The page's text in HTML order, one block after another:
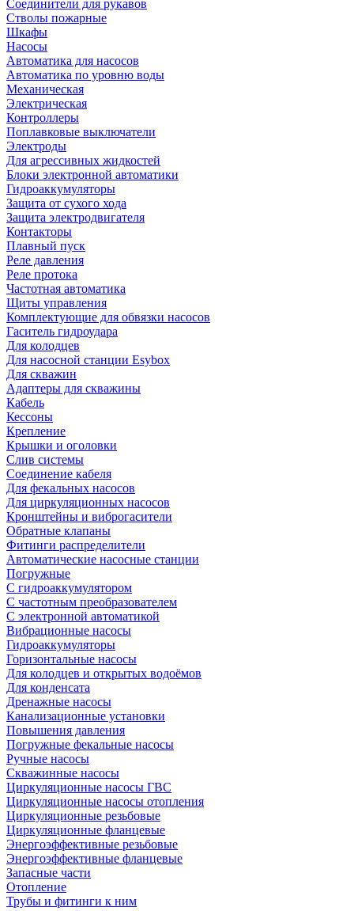
Соединители для рукавов
Стволы пожарные
Шкафы
Насосы
Автоматика для насосов
Автоматика по уровню воды
Механическая
Электрическая
Контроллеры
Поплавковые выключатели
Электроды
Для агрессивных жидкостей
Блоки электронной автоматики
Гидроаккумуляторы
Защита от сухого хода
Защита электродвигателя
Контакторы
Плавный пуск
Реле давления
Реле протока
Частотная автоматика
Щиты управления
Комплектующие для обвязки насосов
Гаситель гидроудара
Для колодцев
Для насосной станции Esybox
Для скважин
Адаптеры для скважины
Кабель
Кессоны
Крепление
Крышки и оголовки
Слив системы
Соединение кабеля
Для фекальных насосов
Для циркуляционных насосов
Кронштейны и виброгасители
Обратные клапаны
Фитинги распределители
Автоматические насосные станции
Погружные
С гидроаккумулятором
С частотным преобразователем
С электронной автоматикой
Вибрационные насосы
Гидроаккумуляторы
Горизонтальные насосы
Для колодцев и открытых водоёмов
Для конденсата
Дренажные насосы
Канализационные установки
Повышения давления
Погружные фекальные насосы
Ручные насосы
Скважинные насосы
Циркуляционные насосы ГВС
Циркуляционные насосы отопления
Циркуляционные резьбовые
Циркуляционные фланцевые
Энергоэффективные резьбовые
Энергоэффективные фланцевые
Запасные части
Отопление
Трубы и фитинги к ним